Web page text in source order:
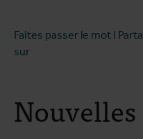
Faites passer le mot !
sur